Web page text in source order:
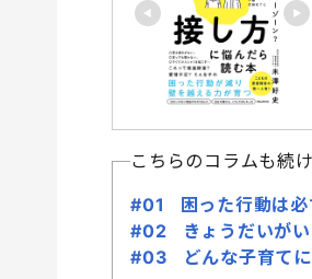
こちらのコラムも続
#01 困った行動は必
#02 きょうだいがい
#03 どんな子育てに